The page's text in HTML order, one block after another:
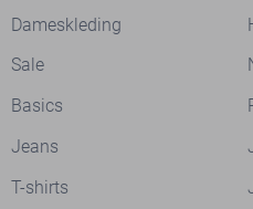
Dameskleding
Sale
Basics
Jeans
T-shirts